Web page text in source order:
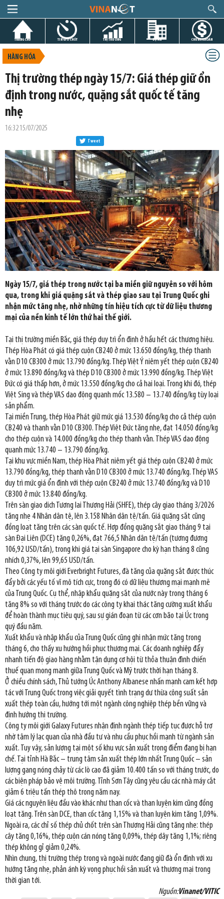
TRANG CHỦ TIN GIỜ CHÓT THỊ TRƯỜNG DỰ ÁN CHỨNG KHOÁN
HÀNG HÓA
Thị trường thép ngày 15/7: Giá thép giữ ổn
định trong nước, quặng sắt quốc tế tăng
nhẹ
16:32 15/07/2025
Tweet
Ngày 15/7, giá thép trong nước tại ba miền giữ nguyên so với hôm
qua, trong khi giá quặng sắt và thép giao sau tại Trung Quốc ghi
nhận mức tăng nhẹ, nhờ những tín hiệu tích cực từ dữ liệu thương
mại của nền kinh tế lớn thứ hai thế giới.
Tại thị trường miền Bắc, giá thép duy trì ổn định ở hầu hết các thương hiệu.
Thép Hòa Phát có giá thép cuộn CB240 ở mức 13.650 đồng/kg, thép thanh
vằn D10 CB300 ở mức 13.790 đồng/kg. Thép Việt Ý niêm yết thép cuộn CB240
ở mức 13.890 đồng/kg và thép D10 CB300 ở mức 13.990 đồng/kg. Thép Việt
Đức có giá thấp hơn, ở mức 13.550 đồng/kg cho cả hai loại. Trong khi đó, thép
Việt Sing và thép VAS dao động quanh mốc 13.580 – 13.740 đồng/kg tùy loại
sản phẩm.
Tại miền Trung, thép Hòa Phát giữ mức giá 13.530 đồng/kg cho cả thép cuộn
CB240 và thanh vằn D10 CB300. Thép Việt Đức tăng nhẹ, đạt 14.050 đồng/kg
cho thép cuộn và 14.000 đồng/kg cho thép thanh vằn. Thép VAS dao động
quanh mức 13.740 – 13.790 đồng/kg.
Tại khu vực miền Nam, thép Hòa Phát niêm yết giá thép cuộn CB240 ở mức
13.790 đồng/kg, thép thanh vằn D10 CB300 ở mức 13.740 đồng/kg. Thép VAS
duy trì mức giá ổn định với thép cuộn CB240 ở mức 13.740 đồng/kg và D10
CB300 ở mức 13.840 đồng/kg.
Trên sàn giao dịch Tương lai Thượng Hải (SHFE), thép cây giao tháng 3/2026
tăng nhẹ 4 Nhân dân tệ, lên 3.158 Nhân dân tệ/tấn. Giá quặng sắt cũng
đồng loạt tăng trên các sàn quốc tế. Hợp đồng quặng sắt giao tháng 9 tại
sàn Đại Liên (DCE) tăng 0,26%, đạt 766,5 Nhân dân tệ/tấn (tương đương
106,92 USD/tấn), trong khi giá tại sàn Singapore cho kỳ hạn tháng 8 cũng
nhích 0,37%, lên 99,65 USD/tấn.
Theo Công ty môi giới Everbright Futures, đà tăng của quặng sắt được thúc
đẩy bởi các yếu tố vĩ mô tích cực, trong đó có dữ liệu thương mại mạnh mẽ
của Trung Quốc. Cụ thể, nhập khẩu quặng sắt của nước này trong tháng 6
tăng 8% so với tháng trước do các công ty khai thác tăng cường xuất khẩu
để hoàn thành mục tiêu quý, sau sự gián đoạn từ các cơn bão tại Úc trong
quý đầu năm.
Xuất khẩu và nhập khẩu của Trung Quốc cũng ghi nhận mức tăng trong
tháng 6, cho thấy xu hướng hồi phục thương mại. Các doanh nghiệp đẩy
nhanh tiến độ giao hàng nhằm tận dụng cơ hội từ thỏa thuận đình chiến
thuế quan mong manh giữa Trung Quốc và Mỹ trước thời hạn tháng 8.
Ở chiều chính sách, Thủ tướng Úc Anthony Albanese nhấn mạnh cam kết hợp
tác với Trung Quốc trong việc giải quyết tình trạng dư thừa công suất sản
xuất thép toàn cầu, hướng tới một ngành công nghiệp thép bền vững và
định hướng thị trường.
Công ty môi giới Galaxy Futures nhận định ngành thép tiếp tục được hỗ trợ
nhờ tâm lý lạc quan của nhà đầu tư và nhu cầu phục hồi mạnh từ ngành sản
xuất. Tuy vậy, sản lượng tại một số khu vực sản xuất trọng điểm đang bị hạn
chế. Tại tỉnh Hà Bắc – trung tâm sản xuất thép lớn nhất Trung Quốc – sản
lượng gang nóng chảy từ các lò cao đã giảm 10.400 tấn so với tháng trước, do
các biện pháp bảo vệ môi trường. Tỉnh Sơn Tây cũng yêu cầu các nhà máy cắt
giảm 6 triệu tấn thép thô trong năm nay.
Giá các nguyên liệu đầu vào khác như than cốc và than luyện kim cũng đồng
loạt tăng. Trên sàn DCE, than cốc tăng 1,15% và than luyện kim tăng 1,09%.
Ngoài ra, các chỉ số thép chủ chốt trên sàn Thượng Hải cũng tăng nhẹ: thép
cây tăng 0,16%, thép cuộn cán nóng tăng 0,09%, thép dây tăng 1,1%; riêng
thép không gỉ giảm 0,24%.
Nhìn chung, thị trường thép trong và ngoài nước đang giữ đà ổn định với xu
hướng tăng nhẹ, phản ánh kỳ vọng phục hồi sản xuất và thương mại trong
thời gian tới.
Nguồn:Vinanet/VITIC